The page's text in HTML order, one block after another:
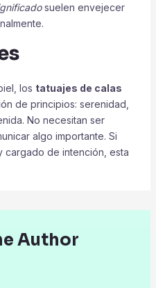
suelen envejecer
los tatuajes de calas
de principios: serenidad,
No necesitan ser
algo importante. Si
cargado de intención, esta
Author